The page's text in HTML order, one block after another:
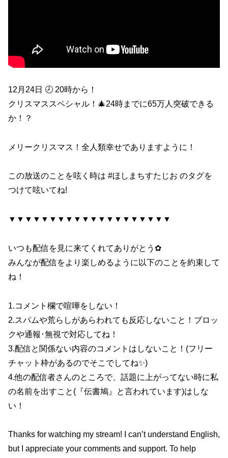
12月24日 🕗 20時から！
クリスマススペシャル！🎄24時までに65万人突破できる
か！？
メリークリスマス！全人類幸せでありますように！
この放送のことを呟く時は #ほしまちすたじお のタグを
つけて呟いてね!
▼▼▼▼▼▼▼▼▼▼▼▼▼▼▼▼▼▼▼▼
いつも配信を見に来てくれてありがとう✿
みんなが配信をより楽しめるように以下のことを約束して
ね！
1.コメント欄で喧嘩をしない！
2.スパムや荒らしがあらわれても反応しないこと！ブロッ
クや通報･無視で対応してね！
3.配信と関係ない内容のコメントはしないこと！(フリー
チャット枠があるのでそこでしてね✨)
4.他の配信者さんのところで、話題に上がってない時に私
の名前を出すこと(『伝書鳩』と言われています)はしな
い！
Thanks for watching my stream! I can’t understand English,
but I appreciate your comments and support. To help